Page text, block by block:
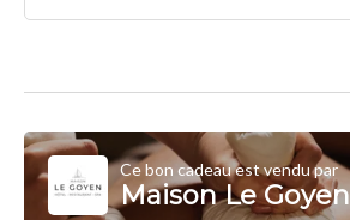
Ce bon cadeau est vendu par
Maison Le Goyen